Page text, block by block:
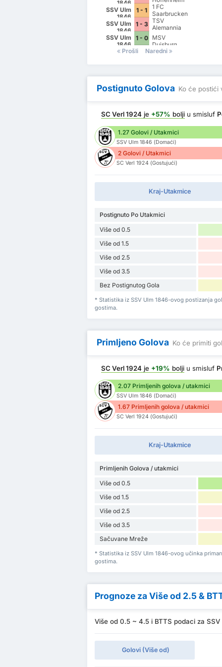
1846
II
SSV Ulm
1846
1 - 1
1 FC
Saarbrucken
SSV Ulm
1846
1 - 3
TSV
Alemannia
Aachen
SSV Ulm
1846
1 - 0
MSV
Duisburg
Prošli
Naredni
Postignuto Golova Ko će postići
SC Verl 1924 je +57% bolji u smisluf
1.27 Golovi / Utakmici
SSV Ulm 1846 (Domaći)
2 Golovi / Utakmici
SC Verl 1924 (Gostujući)
Kraj-Utakmice
Postignuto Po Utakmici
Više od 0.5
Više od 1.5
Više od 2.5
Više od 3.5
Bez Postignutog Gola
* Statistika iz SSV Ulm 1846-ovog postizanja
gostima.
Primljeno Golova Ko će primiti
SC Verl 1924 je +19% bolji u smisluf
2.07 Primljenih golova / utakmici
SSV Ulm 1846 (Domaći)
1.67 Primljenih golova / utakmici
SC Verl 1924 (Gostujući)
Kraj-Utakmice
Primljenih Golova / utakmici
Više od 0.5
Više od 1.5
Više od 2.5
Više od 3.5
Sačuvane Mreže
* Statistika iz SSV Ulm 1846-ovog učinka
gostima.
Prognoze za Više od 2.5 &
Više od 0.5 ~ 4.5 i BTTS podaci za SSV
Golovi (Više od)